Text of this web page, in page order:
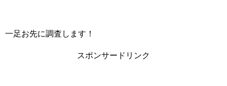
一足お先に調査します！
スポンサードリンク